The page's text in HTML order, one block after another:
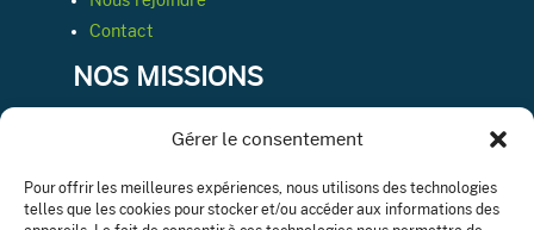
Gérer le consentement
Pour offrir les meilleures expériences, nous utilisons des technologies
telles que les cookies pour stocker et/ou accéder aux informations des
Contact
NOS MISSIONS
Conseil & expertise comptable
Ressources humaines